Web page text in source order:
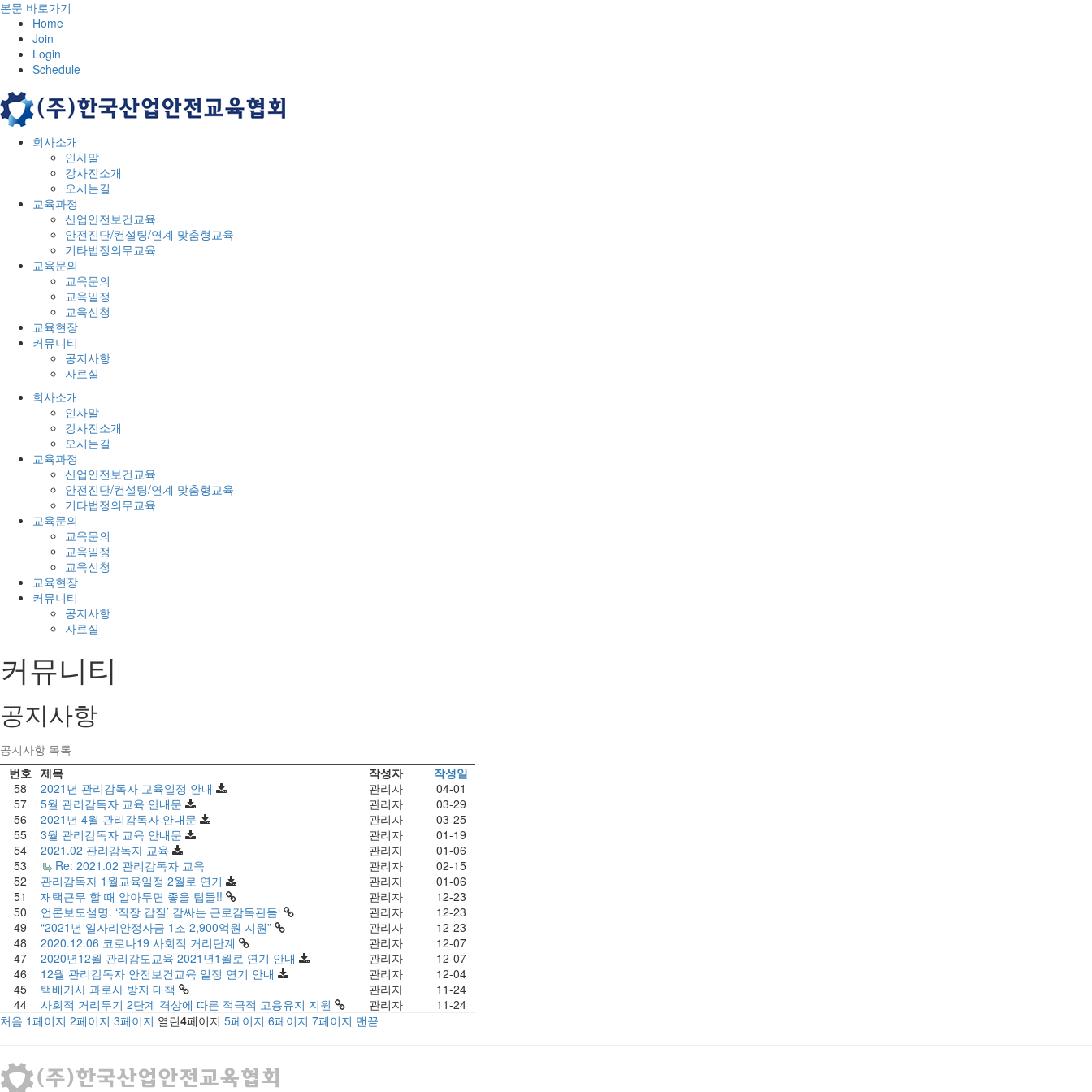
본문 바로가기
Home
Join
Login
Schedule
회사소개
인사말
강사진소개
오시는길
교육과정
산업안전보건교육
안전진단/컨설팅/연계 맞춤형교육
기타법정의무교육
교육문의
교육문의
교육일정
교육신청
교육현장
커뮤니티
공지사항
자료실
회사소개
인사말
강사진소개
오시는길
교육과정
산업안전보건교육
안전진단/컨설팅/연계 맞춤형교육
기타법정의무교육
교육문의
교육문의
교육일정
교육신청
교육현장
커뮤니티
공지사항
자료실
커뮤니티
공지사항
공지사항 목록
번호 제목 작성자
작성일
58
2021년 관리감독자 교육일정 안내 관리자
04-01
57
5월 관리감독자 교육 안내문 관리자
03-29
56
2021년 4월 관리감독자 안내문 관리자
03-25
55
3월 관리감독자 교육 안내문 관리자
01-19
54
2021.02 관리감독자 교육 관리자
01-06
53
Re: 2021.02 관리감독자 교육 관리자
02-15
52
관리감독자 1월교육일정 2월로 연기 관리자
01-06
51
재택근무 할 때 알아두면 좋을 팁들!! 관리자
12-23
50
언론보도설명. ‘직장 갑질’ 감싸는 근로감독관들‘ 관리자
12-23
49
“2021년 일자리안정자금 1조 2,900억원 지원” 관리자
12-23
48
2020.12.06 코로나19 사회적 거리단계 관리자
12-07
47
2020년12월 관리감도교육 2021년1월로 연기 안내 관리자
12-07
46
12월 관리감독자 안전보건교육 일정 연기 안내 관리자
12-04
45
택배기사 과로사 방지 대책 관리자
11-24
44
사회적 거리두기 2단계 격상에 따른 적극적 고용유지 지원 관리자
11-24
처음 1페이지 2페이지 3페이지 열린4페이지 5페이지 6페이지 7페이지 맨끝